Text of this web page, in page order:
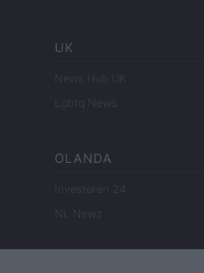
UK
News Hub UK
Lgbtq News
OLANDA
Investeren 24
NL Newz